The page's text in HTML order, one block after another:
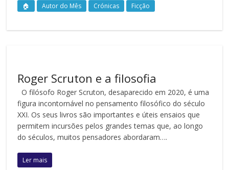
🏠 Autor do Mês Crónicas Ficção
Roger Scruton e a filosofia
O filósofo Roger Scruton, desaparecido em 2020, é uma
figura incontornável no pensamento filosófico do século
XXI. Os seus livros são importantes e úteis ensaios que
permitem incursões pelos grandes temas que, ao longo
do séculos, muitos pensadores abordaram….
Ler mais